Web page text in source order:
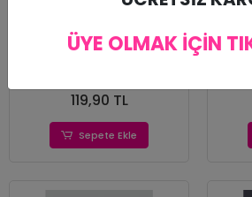
Patron Bebek Boss Baby
119,90 TL
Sepete Ekle
ÜYE OLMAK İÇİN